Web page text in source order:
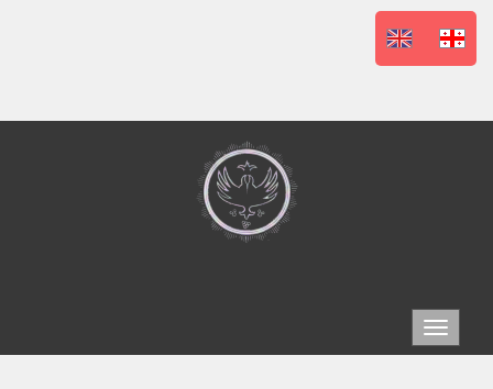
Toggle